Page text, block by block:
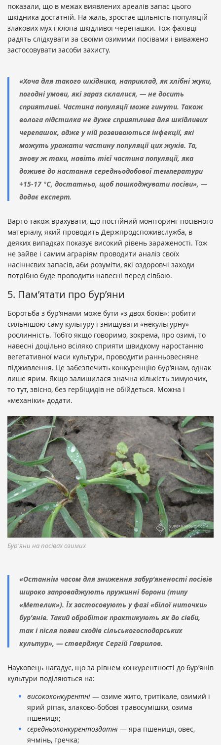
показали, що в межах виявлених ареалів запас цього
шкідника достатній. На жаль, зростає щільність популяцій
злакових мух і клопа шкідливої черепашки. Тож фахівці
радять слідкувати за своїми озимими посівами і виважено
застосовувати засоби захисту.
«Хоча для такого шкідника, наприклад, як хлібні жуки,
погодні умови, які зараз склалися, — не досить
сприятливі. Частина популяції може гинути. Також
волога підстилка не дуже сприятлива для шкідливих
черепашок, адже у ній розвиваються інфекції, які
можуть уражати частину популяції цих жуків. Та,
знову ж таки, навіть тієї частина популяції, яка
доживе до настання середньодобової температури
+15-17 °С, достатньо, щоб пошкоджувати посіви», —
додає експерт.
Варто також врахувати, що постійний моніторинг посівного
матеріалу, який проводить Держпродспоживслужба, в
деяких випадках показує високий рівень зараженості. Тож
не зайве і самим аграріям проводити аналіз своїх
насіннєвих запасів, аби розуміти, які оздоровчі заходи
потрібно буде проводити навесні перед сівбою.
5. Пам’ятати про бур’яни
Боротьба з бур’янами може бути «з двох боків»: робити
сильнішою саму культуру і знищувати «некультурну»
рослинність. Тобто якщо говоримо, зокрема, про озимі, то
навесні доцільно всіляко сприяти швидкому наростанню
вегетативної маси культури, проводити ранньовесняне
підживлення. Це забезпечить конкуренцію бур’янам, однак
лише ярим. Якщо залишилася значна кількість зимуючих,
то тут, звісно, без гербіцидів не обійдеться. Можна і
«механіки» додати.
Бур'яни на посівах озимих
«Останнім часом для зниження забур’яненості посівів
широко запроваджують пружинні борони (типу
«Метелик»). Їх застосовують у фазі «білої ниточки»
бур’янів. Такий обробіток практикують як до сівби,
так і після появи сходів сільськогосподарських
культур», — стверджує Сергій Гаврилов.
Науковець нагадує, що за рівнем конкурентності до бур’янів
культури поділяються на:
висококонкурентні — озиме жито, тритікале, озимий і
ярий ріпак, злаково-бобові травосумішки, озима
пшениця;
середньоконкурентоздатні — яра пшениця, овес,
ячмінь, гречка;